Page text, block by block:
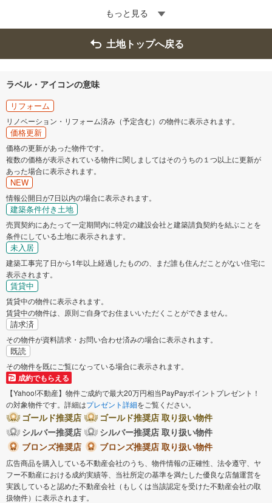
もっと見る
土地トップへ戻る
ラベル・アイコンの意味
リフォーム
リノベーション・リフォーム済み（予定含む）の物件に表示されます。
価格更新
価格の更新があった物件です。
複数の価格が表示されている物件に関しましてはそのうちの１つ以上に更新が
あった場合に表示されます。
NEW
情報公開日が7日以内の場合に表示されます。
建築条件付き土地
売買契約にあたって一定期間内に特定の建設会社と建築請負契約を結ぶことを
条件にしている土地に表示されます。
未入居
建築工事完了日から1年以上経過したものの、まだ誰も住んだことがない住宅に
表示されます。
賃貸中
賃貸中の物件に表示されます。
賃貸中の物件は、原則ご自身でお住まいいただくことができません。
請求済
その物件が資料請求・お問い合わせ済みの場合に表示されます。
既読
その物件を既にご覧になっている場合に表示されます。
成約でもらえる
【Yahoo!不動産】物件ご成約で最大20万円相当PayPayポイントプレゼント！
の対象物件です。詳細はプレゼント詳細をご覧ください。
ゴールド推奨店
ゴールド推奨店 取り扱い物件
シルバー推奨店
シルバー推奨店 取り扱い物件
ブロンズ推奨店
ブロンズ推奨店 取り扱い物件
広告商品を購入している不動産会社のうち、物件情報の正確性、法令遵守、ヤ
フー不動産における成約実績等、当社所定の基準を満たした優良な店舗運営を
実践していると認めた不動産会社（もしくは当該認定を受けた不動産会社の取
扱物件）に表示されます。